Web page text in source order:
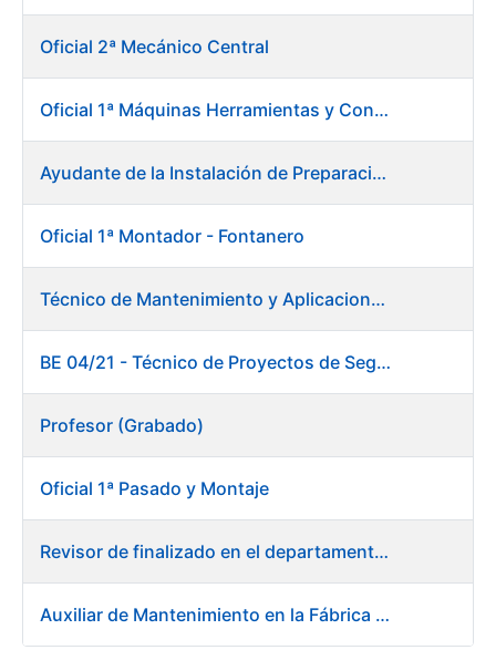
Mostra/Amaga
Accions
Oficial 2ª Mecánico Central
Oficial 1ª Máquinas Herramientas y Control Numérico
Ayudante de la Instalación de Preparación de Pastas
Oficial 1ª Montador - Fontanero
Técnico de Mantenimiento y Aplicaciones Industriales
BE 04/21 - Técnico de Proyectos de Seguridad
Profesor (Grabado)
Oficial 1ª Pasado y Montaje
Revisor de finalizado en el departamento Fábrica de Papel - Burgos
Auxiliar de Mantenimiento en la Fábrica de Papel de Burgos